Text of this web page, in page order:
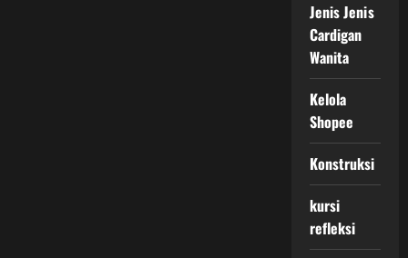
Jenis Jenis
Cardigan
Wanita
Kelola
Shopee
Konstruksi
kursi
refleksi